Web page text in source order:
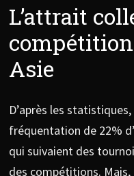
L’attrait
Asie
D’après les
fréquentation de 22%
qui suivaient des
des compétitions. Mais,